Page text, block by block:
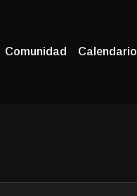
Comunidad Calendario